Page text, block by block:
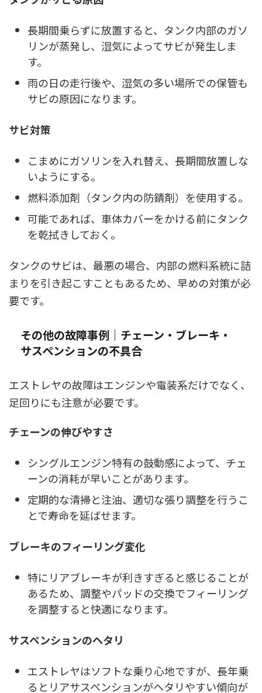
長期間乗らずに放置すると、タンク内部のガソ
リンが蒸発し、湿気によってサビが発生しま
す。
雨の日の走行後や、湿気の多い場所での保管も
サビの原因になります。
サビ対策
こまめにガソリンを入れ替え、長期間放置しな
いようにする。
燃料添加剤（タンク内の防錆剤）を使用する。
可能であれば、車体カバーをかける前にタンク
を乾拭きしておく。
タンクのサビは、最悪の場合、内部の燃料系統に詰
まりを引き起こすこともあるため、早めの対策が必
要です。
その他の故障事例｜チェーン・ブレーキ・
サスペンションの不具合
エストレヤの故障はエンジンや電装系だけでなく、
足回りにも注意が必要です。
チェーンの伸びやすさ
シングルエンジン特有の鼓動感によって、チェ
ーンの消耗が早いことがあります。
定期的な清掃と注油、適切な張り調整を行うこ
とで寿命を延ばせます。
ブレーキのフィーリング変化
特にリアブレーキが利きすぎると感じることが
あるため、調整やパッドの交換でフィーリング
を調整すると快適になります。
サスペンションのヘタリ
エストレヤはソフトな乗り心地ですが、長年乗
るとリアサスペンションがヘタリやすい傾向が